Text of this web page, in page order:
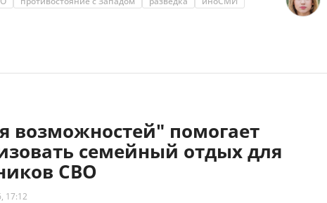
возможностей" помогает
семейный отдых для
СВО
17:12